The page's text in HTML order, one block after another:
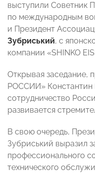
выступили
по международным
и Президент
Зубриський, с
компании «SHINKO
Открывая заседание,
РОССИИ» Константин
сотрудничество
развивается
В свою очередь,
Зубриський выразил
профессионального
технического